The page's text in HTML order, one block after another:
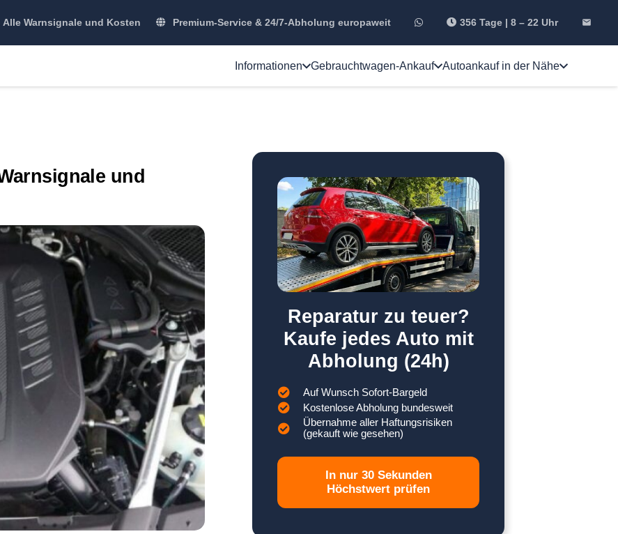
Warnsignale und Kosten Premium-Service & 24/7-Abholung europaweit 356 Tage | 8 – 22 Uhr email
Informationen Gebrauchtwagen-Ankauf Autoankauf in der Nähe
und
Reparatur zu teuer?
Kaufe jedes Auto mit
Abholung (24h)
Auf Wunsch Sofort-Bargeld
Kostenlose Abholung bundesweit
Übernahme aller Haftungsrisiken
(gekauft wie gesehen)
In nur 30 Sekunden
Höchstwert prüfen